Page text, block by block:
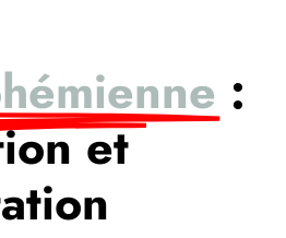
:
et